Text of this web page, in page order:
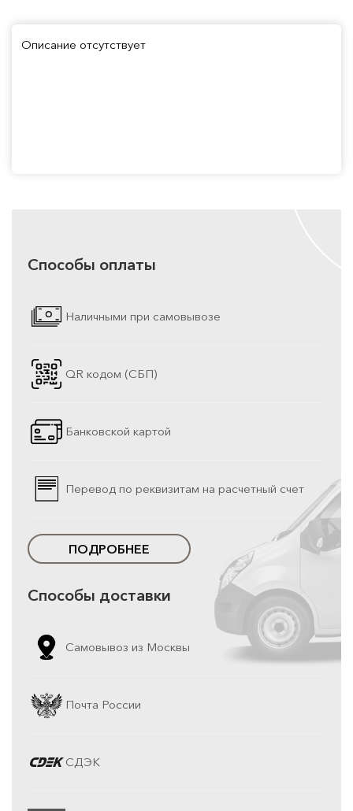
Описание отсутствует
Способы оплаты
Наличными при самовывозе
QR кодом (СБП)
Банковской картой
Перевод по реквизитам на расчетный счет
ПОДРОБНЕЕ
Способы доставки
Самовывоз из Москвы
Почта России
СДЭК